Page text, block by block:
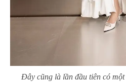
Đây cũng là lần đầu tiên có một